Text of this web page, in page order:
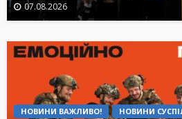
07.08.2026
НОВИНИ ВАЖЛИВО! НОВИНИ